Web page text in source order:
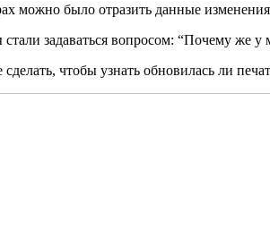
можно было отразить данные
задаваться вопросом: “Почему же
сделать, чтобы узнать обновилась ли